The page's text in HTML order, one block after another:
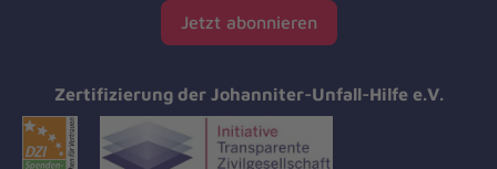
Jetzt abonnieren
Zertifizierung der Johanniter-Unfall-Hilfe e.V.